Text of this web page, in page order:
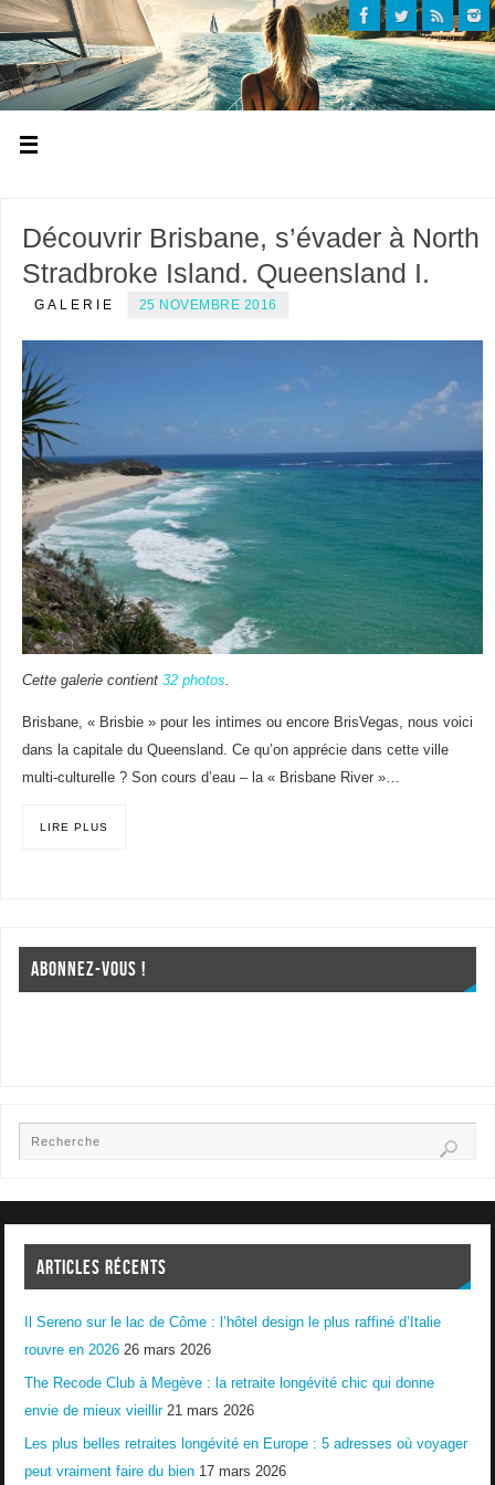
Découvrir Brisbane, s’évader à North
Stradbroke Island. Queensland I.
GALERIE 25 NOVEMBRE 2016
Cette galerie contient 32 photos
Brisbane, « Brisbie » pour les intimes ou encore BrisVegas, nous voici
dans la capitale du Queensland. Ce qu’on apprécie dans cette ville
multi-culturelle ? Son cours d’eau – la « Brisbane River »…
LIRE PLUS
ABONNEZ-VOUS !
ARTICLES RÉCENTS
Il Sereno sur le lac de Côme : l’hôtel design le plus raffiné d’Italie
rouvre en 2026 26 mars 2026
The Recode Club à Megève : la retraite longévité chic qui donne
envie de mieux vieillir 21 mars 2026
Les plus belles retraites longévité en Europe : 5 adresses où voyager
peut vraiment faire du bien 17 mars 2026